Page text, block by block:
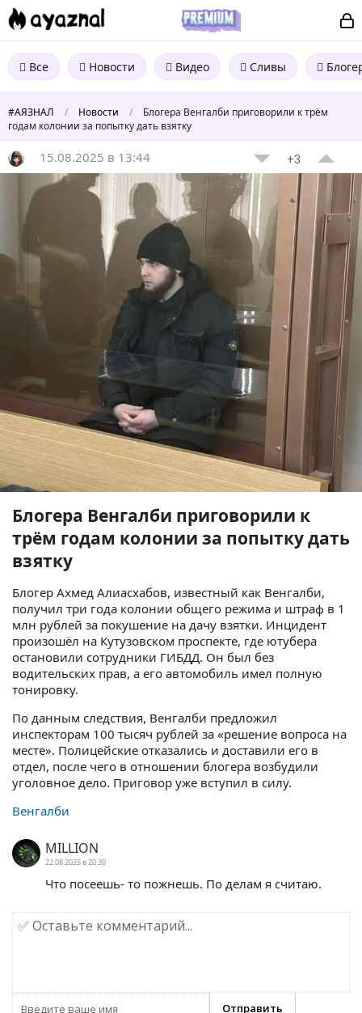
Все Новости Видео Сливы
#АЯЗНАЛ / Новости /
Блогера Венгалби приговорили к трём
годам колонии за попытку дать взятку
15.08.2025 в 13:44 +3
Блогера Венгалби приговорили к
трём годам колонии за попытку дать
взятку
Блогер Ахмед Алиасхабов, известный как Венгалби,
получил три года колонии общего режима и штраф в 1
млн рублей за покушение на дачу взятки. Инцидент
произошёл на Кутузовском проспекте, где ютубера
остановили сотрудники ГИБДД. Он был без
водительских прав, а его автомобиль имел полную
тонировку.
По данным следствия, Венгалби предложил
инспекторам 100 тысяч рублей за «решение вопроса на
месте». Полицейские отказались и доставили его в
отдел, после чего в отношении блогера возбудили
уголовное дело. Приговор уже вступил в силу.
Венгалби
MILLION
22.08.2025 в 20:30
Что посеешь- то пожнешь. По делам я считаю.